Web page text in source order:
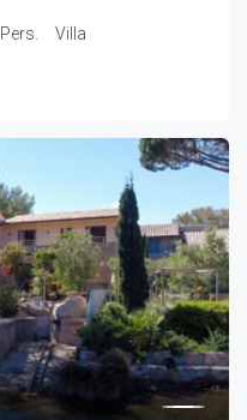
Pers. Villa